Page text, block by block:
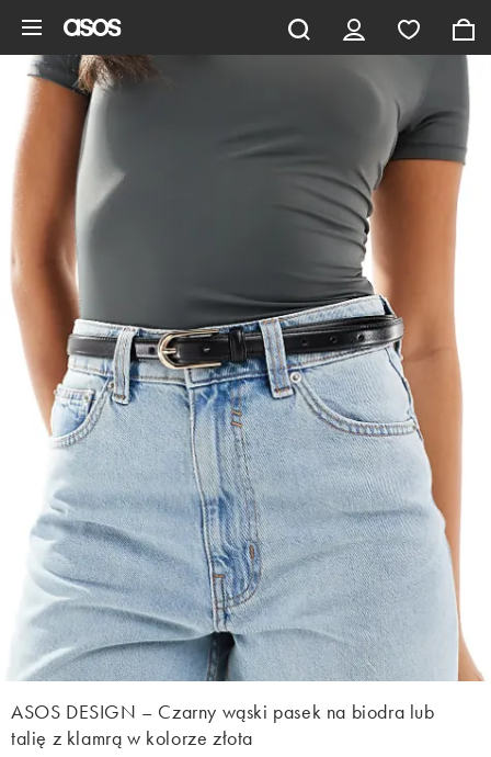
ASOS DESIGN – Czarny wąski pasek na biodra lub
talię z klamrą w kolorze złota